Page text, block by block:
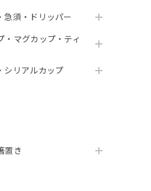
急須・ドリッパー
・マグカップ・ティ
シリアルカップ
置き